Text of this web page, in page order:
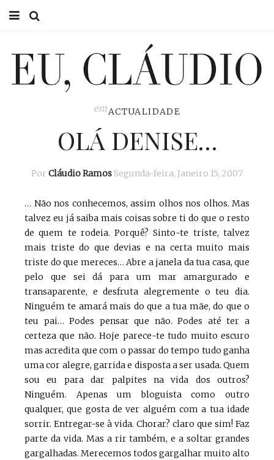
EU CLÁUDIO
emACTUALIDADE
OLÁ DENISE…
Por Cláudio Ramos Segunda-feira, Janeiro 15, 2007
… Não nos conhecemos, assim olhos nos olhos. Mas
talvez eu já saiba mais coisas sobre ti do que o resto
de quem te rodeia. Porquê? Sinto-te triste, talvez
mais triste do que devias e na certa muito mais
triste do que mereces… Abre a janela da tua casa, que
pelo que sei dá para um mar amargurado e
transaparente, e desfruta alegremente o teu dia.
Ninguém te amará mais do que a tua mãe, do que o
teu pai… Podes pensar que não. Podes até ter a
certeza que não. Hoje parece-te tudo muito escuro
mas acredita que com o passar do tempo tudo ganha
uma cor alegre, garrida e disposta a ser usada. Quem
sou eu para dar palpites na vida dos outros?
Ninguém. Apenas um bloguista como outro
qualquer, que gosta de ver alguém com a tua idade
sorrir. Entregar-se à vida. Chorar? claro que sim! Faz
parte da vida. Mas a rir também, e a soltar grandes
gargalhadas. Merecemos todos gargalhar muito alto